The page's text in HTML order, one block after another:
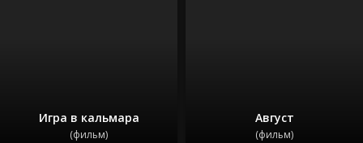
Игра в кальмара
(фильм)
Август
(фильм)